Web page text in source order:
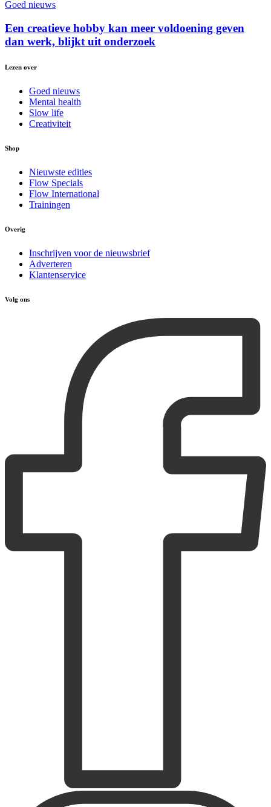
Goed nieuws
Een creatieve hobby kan meer voldoening geven
dan werk, blijkt uit onderzoek
Lezen over
Goed nieuws
Mental health
Slow life
Creativiteit
Shop
Nieuwste edities
Flow Specials
Flow International
Trainingen
Overig
Inschrijven voor de nieuwsbrief
Adverteren
Klantenservice
Volg ons